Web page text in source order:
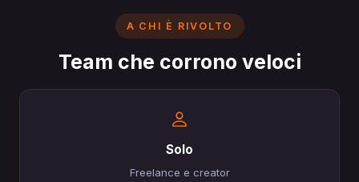
A CHI È RIVOLTO
Team che corrono veloci
Solo
Freelance e creator